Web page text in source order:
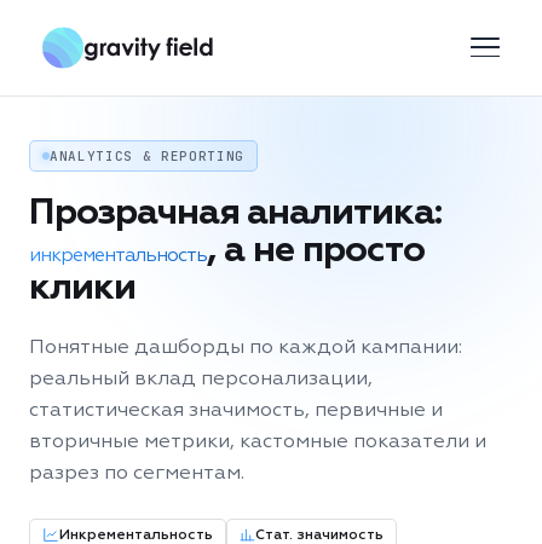
ANALYTICS & REPORTING
Прозрачная аналитика:
инкрементальность, а не просто
клики
Понятные дашборды по каждой кампании:
реальный вклад персонализации,
статистическая значимость, первичные и
вторичные метрики, кастомные показатели и
разрез по сегментам.
Инкрементальность Стат. значимость